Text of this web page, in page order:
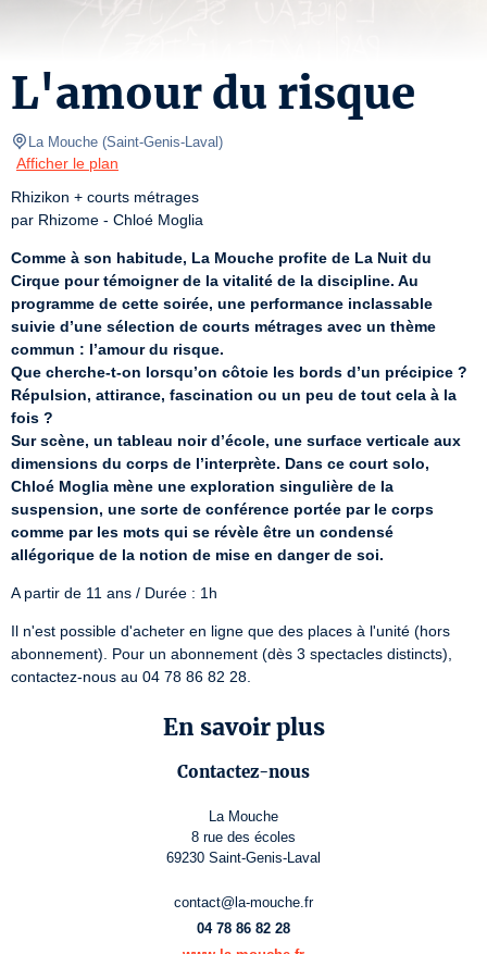
L'amour du risque
La Mouche (Saint-Genis-Laval)
Afficher le plan
Rhizikon + courts métrages
par Rhizome - Chloé Moglia
Comme à son habitude, La Mouche profite de La Nuit du
Cirque pour témoigner de la vitalité de la discipline. Au
programme de cette soirée, une performance inclassable
suivie d’une sélection de courts métrages avec un thème
commun : l’amour du risque.
Que cherche-t-on lorsqu’on côtoie les bords d’un précipice ?
Répulsion, attirance, fascination ou un peu de tout cela à la
fois ?
Sur scène, un tableau noir d’école, une surface verticale aux
dimensions du corps de l’interprète. Dans ce court solo,
Chloé Moglia mène une exploration singulière de la
suspension, une sorte de conférence portée par le corps
comme par les mots qui se révèle être un condensé
allégorique de la notion de mise en danger de soi.
A partir de 11 ans / Durée : 1h
Il n'est possible d'acheter en ligne que des places à l'unité (hors
abonnement). Pour un abonnement (dès 3 spectacles distincts),
contactez-nous au 04 78 86 82 28.
En savoir plus
Contactez-nous
La Mouche
8 rue des écoles
69230 Saint-Genis-Laval
contact@la-mouche.fr
04 78 86 82 28